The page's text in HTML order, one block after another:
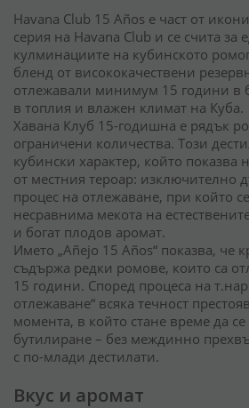
Havana Club 15 Años е част от
серия на Havana Club и се счита за
кулминациите на кубинското
бленд от висококачествени
отлежавали минимум 15 години в
в топлия и влажен климат на Куба.
Хавана Клуб 15-годишна е рядък
ограничени количества. Този
кубински характер, който показва
от местния тероар: изключително
процес на отлежаване, при който
несравнима мекота на
и богат плодов аромат.
Името „Añejo 15 Años“ показва, че
съдържа редки ромове, които са
15 години. Според процеса на
отлежаване“ всяка течност
момента, в който стане време да
бутилиране – без междинно
с по-млади дестилати.
Вкус и аромат